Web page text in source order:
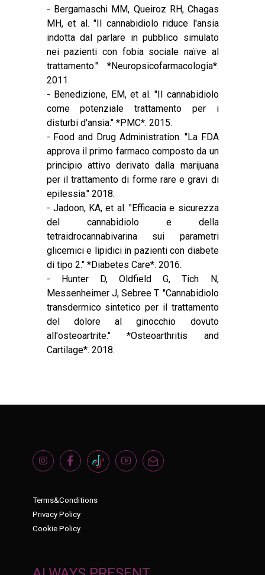
- Bergamaschi MM, Queiroz RH, Chagas
MH, et al. "Il cannabidiolo riduce l'ansia
indotta dal parlare in pubblico simulato
nei pazienti con fobia sociale naïve al
trattamento." *Neuropsicofarmacologia*.
2011.
- Benedizione, EM, et al."Il cannabidiolo
come potenziale trattamento per i
disturbi d'ansia."*PMC*. 2015.
- Food and Drug Administration. "La FDA
approva il primo farmaco composto da un
principio attivo derivato dalla marijuana
per il trattamento di forme rare e gravi di
epilessia."2018.
- Jadoon, KA, et al. "Efficacia e sicurezza
del cannabidiolo e della
tetraidrocannabivarina sui parametri
glicemici e lipidici in pazienti con diabete
di tipo 2."*Diabetes Care*. 2016.
- Hunter D, Oldfield G, Tich N,
Messenheimer J, Sebree T. "Cannabidiolo
transdermico sintetico per il trattamento
del dolore al ginocchio dovuto
all'osteoartrite."*Osteoarthritis and
Cartilage*. 2018.
Terms&Conditions
Privacy Policy
Cookie Policy